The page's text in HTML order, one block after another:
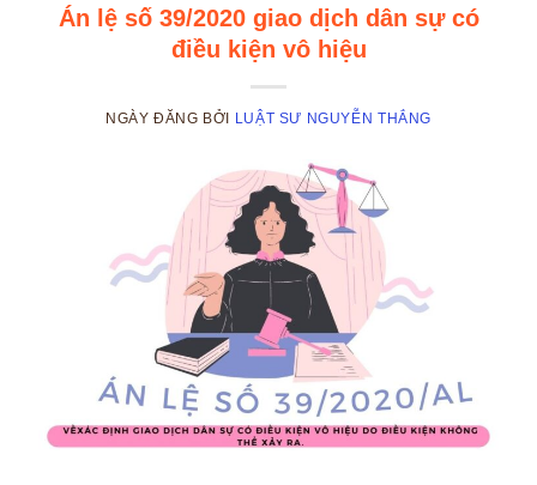
Án lệ số 39/2020 giao dịch dân sự có
điều kiện vô hiệu
NGÀY ĐĂNG BỞI LUẬT SƯ NGUYỄN THẮNG